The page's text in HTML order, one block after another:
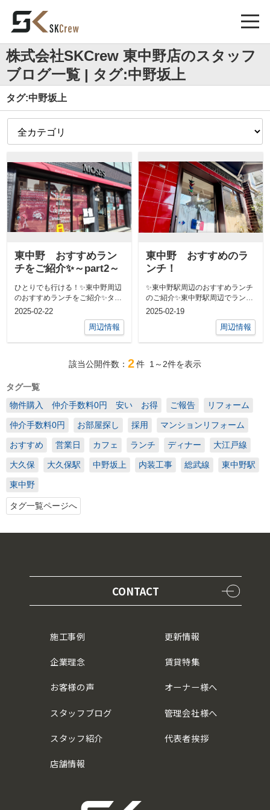
株式会社SKCrew 東中野店のスタッフ
ブログ一覧 | タグ:中野坂上
タグ:中野坂上
東中野 おすすめラン
チをご紹介✨～part2～
ひとりでも行ける！✨東中野周辺
のおすすめランチをご紹介✨ター
ミナル駅新宿に5分の高アクセス
2025-02-22
周辺情報
東中野 おすすめのラ
ンチ！
✨東中野駅周辺のおすすめランチ
のご紹介✨東中野駅周辺でランチ
をお考えの皆さんに！是非、おす
2025-02-19
周辺情報
該当公開件数： 2件 1～2件を表示
タグ一覧
物件購入 仲介手数料0円 安い お得
ご報告 リフォーム
仲介手数料0円 お部屋探し 採用 マンションリフォーム
おすすめ 営業日 カフェ ランチ ディナー 大江戸線
大久保 大久保駅 中野坂上 内装工事 総武線 東中野駅
東中野
タグ一覧ページへ
CONTACT
施工事例
企業理念
お客様の声
スタッフブログ
スタッフ紹介
店舗情報
更新情報
賃貸特集
オーナー様へ
管理会社様へ
代表者挨拶